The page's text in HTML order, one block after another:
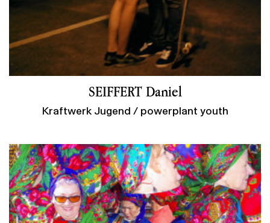
SEIFFERT Daniel
Kraftwerk Jugend / powerplant youth